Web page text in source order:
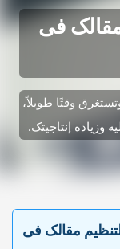
مقالک فی
وقتًا طویلاً،
وزیاده إنتاجیتک.
مقالک فی